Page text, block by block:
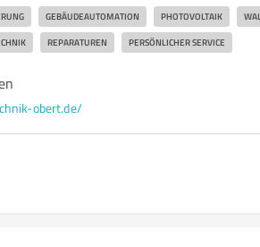
GEBÄUDEAUTOMATION PHOTOVOLTAIK
REPARATUREN PERSÖNLICHER SERVICE
obert.de/